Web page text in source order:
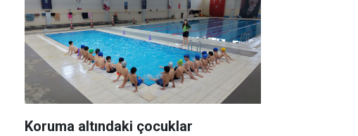
Koruma altındaki çocuklar